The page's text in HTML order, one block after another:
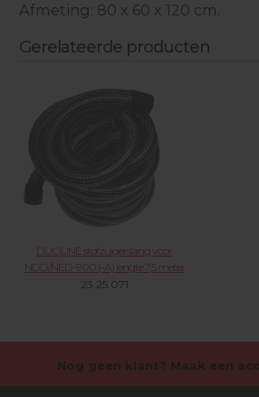
Afmeting: 80 x 60 x 120 cm.
Gerelateerde producten
DUOLINE stofzuigerslang voor
NDD/NED-900 (-A) lengte 7,5 meter
23.25.071
Nog geen klant? Maak een